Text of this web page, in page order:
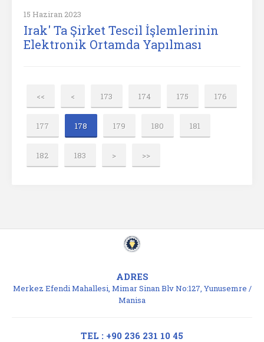
15 Haziran 2023
Irak' Ta Şirket Tescil İşlemlerinin
Elektronik Ortamda Yapılması
<< < 173 174 175 176
177 178 179 180 181
182 183 > >>
ADRES
Merkez Efendi Mahallesi, Mimar Sinan Blv No:127, Yunusemre /
Manisa
TEL : +90 236 231 10 45